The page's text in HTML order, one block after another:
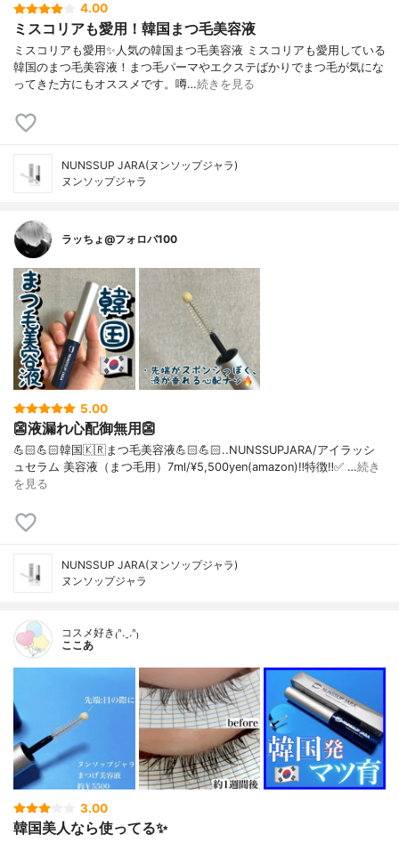
4.00
ミスコリアも愛用！韓国まつ毛美容液
ミスコリアも愛用✨人気の韓国まつ毛美容液 ミスコリアも愛用している
韓国のまつ毛美容液！まつ毛パーマやエクステばかりでまつ毛が気にな
ってきた方にもオススメです。噂…続きを見る
NUNSSUP JARA(ヌンソップジャラ)
ヌンソップジャラ
ラッちょ@フォロバ100
5.00
👺液漏れ心配御無用👺
💪🏻💪🏻韓国🇰🇷まつ毛美容液💪🏻💪🏻..NUNSSUPJARA/アイラッシ
ュセラム 美容液（まつ毛用）7ml/¥5,500yen(amazon)‼️特徴‼️✅ …続き
を見る
NUNSSUP JARA(ヌンソップジャラ)
ヌンソップジャラ
コスメ好き₍ᐢ.ˬ.ᐢ₎
ここあ
3.00
韓国美人なら使ってる✨